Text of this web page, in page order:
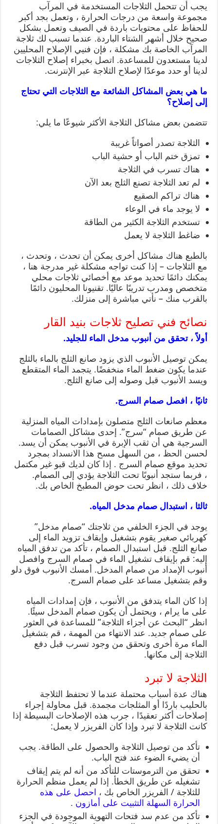
يجب أن تتحمل الثلاجات المستخدمة في المرآب
مجموعة واسعة من درجات الحرارة ، وتعمل بجد أكبر
للحفاظ على محتويات باردة في الصيف وتعمل بشكل
صحيح خلال أشهر الشتاء الباردة. عندما تسبب لك ثلاجة
المرآب الخاصة بك مشكلة ، فإن فنيي الإصلاح المحليين
لدينا مستعدون للمساعدة. اتصل بخبراء إصلاح الثلاجات
لدينا أو حدد موعدًا لإصلاح الثلاجة عبر الإنترنت.
ما هي بعض المشاكل الشائعة مع الثلاجات التي تحتاج
إلى إصلاح؟
تتضمن بعض مشاكل الثلاجة الأكثر شيوعًا ما يلي:
الثلاجة تصدر أصواتاً غريبة
تمزق ختم الباب أو حشية الباب
هناك تسرب في الثلاجة
لم تعد الثلاجة تصنع الثلج بعد الآن
هناك تراكم الصقيع
لا يوجد ماء في الوعاء
تستخدم الثلاجة الكثير من الطاقة
ضاغط الثلاجة لا يعمل
بالطبع هناك مشاكل أخرى يمكن أن تحدث ، وتحدث ،
مع الثلاجات – إذا كنت تواجه مشكلة غير مدرجة هنا ،
يمكنك دائمًا تحديد موعد مع أخصائي ثلاجات محلي
متخصص ومدرب تدريبًا عاليًا. تقنيونا المحليون دائمًا
بالقرب منك – نأتي مباشرة إلى منزلك.
نصائح فني تصليح ثلاجات بنيد القار
أولاً ، تحقق من أنبوب مدخل الماء للجليد.
يمكن توصيل الأنبوب الذي يزود صانع الثلج بالماء بالثلج
عندما يكون ضغط الماء منخفضًا. يتجمد الماء المتقطع
ويسد الأنبوب قبل وصوله إلى صانع الثلج.
ثانيًا ، افصل صمام السرج.
معظم صانعات الثلج متصلون بإمدادات المياه المنزلية
عن طريق صمام “سرج”. إحدى مشاكل الصمامات
السرجية هي أن ثقب الإبرة في الأنبوب يمكن أن يسد.
لحسن الحظ ، من السهل مسح هذا الانسداد بمجرد
تحديد موقع صمام السرج . إذا كان لديك قبو غير مكتمل
، فربما ستجد أنبوبًا تحت الثلاجة يؤدي إلى الصمام.
خلاف ذلك ، انظر تحت حوض المطبخ الخاص بك.
ثالثا ، استبدال صمام مدخل المياه.
يوجد في الجزء الخلفي من ثلاجتك “صمام مدخل”
كهربائي صغير يقوم بتشغيل وإيقاف تزويد الماء إلى
صانع الثلج. قبل استبدال الصمام ، تأكد من تدفق المياه
إليه: قم بإيقاف تشغيل الماء في صمام السرج وافصل
أنبوب الإمداد من صمام المدخل. أمسك الأنبوب فوق دلو
وقم بتشغيل مساعد على صمام السرج.
إذا كان الماء يتدفق من الأنبوب ، فإن إمدادات المياه
على ما يرام ، ويحتمل أن يكون صمام المدخل سيئًا.
انظر “البحث عن أجزاء الثلاجة” للمساعدة في العثور
على صمام جديد. عند الانتهاء من المهمة ، قم بتشغيل
الماء مرة أخرى وتحقق من وجود تسرب قبل دفع
الثلاجة إلى مكانها.
الثلاجة لا تبرد
هناك عدة أسباب محتملة عندما لا تحتفظ الثلاجة
بالحليب باردًا أو المثلجات مجمدة. قبل محاولة إجراء
إصلاحات أكثر تعقيدًا ، جرب هذه الإصلاحات البسيطة إذا
كانت الثلاجة لا تبرد وإذا كان الفريزر لا يعمل:
تأكد من توصيل الثلاجة والحصول على الطاقة. يجب
أن يضيء الضوء عند فتح الباب.
تحقق من الترموستات للتأكد من أنه لم يتم إيقاف
تشغيله عن طريق الخطأ. إذا لم يعمل منظم الحرارة
للثلاجة / الفريزر الخاص بك ، احصل على هذه
الحرارة السهلة التثبيت على أمازون .
تأكد من عدم سد فتحات التهوية الموجودة في الجزء